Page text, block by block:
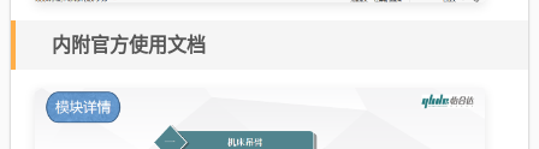
内附官方使用文档